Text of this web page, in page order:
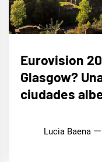
Eurovision
Glasgow?
ciudades
Lucia Baena